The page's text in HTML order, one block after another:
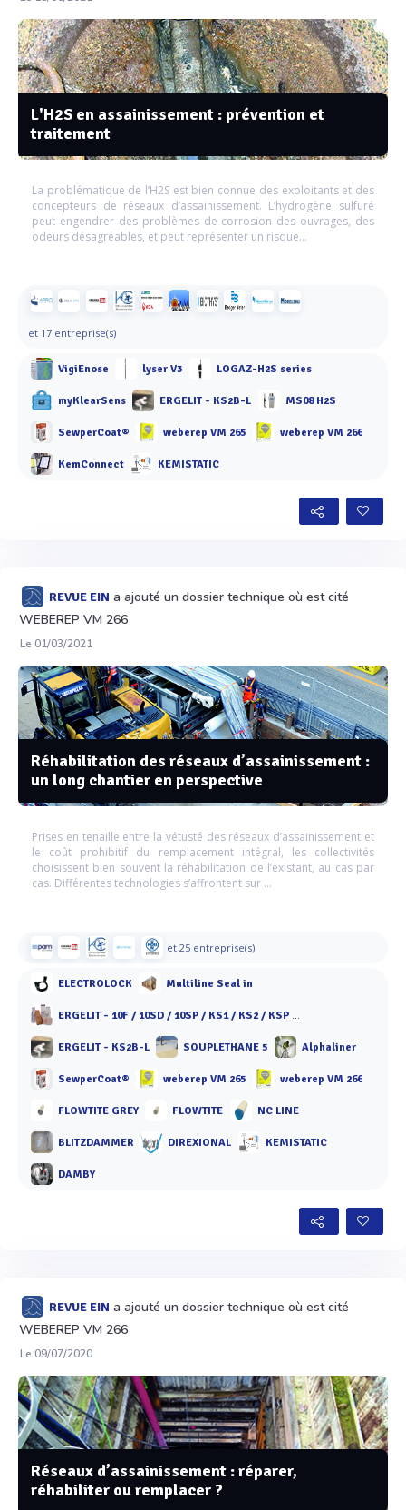
L'H2S en assainissement : prévention et
traitement
La problématique de l’H2S est bien connue des exploitants et des
concepteurs de réseaux d’assainissement. L’hydrogène sulfuré
peut engendrer des problèmes de corrosion des ouvrages, des
odeurs désagréables, et peut représenter un risque...
et 17 entreprise(s)
VigiEnose lyser V3 LOGAZ-H2S series
myKlearSens ERGELIT - KS2B-L MS08 H2S
SewperCoat® weberep VM 265 weberep VM 266
KemConnect KEMISTATIC
REVUE EIN a ajouté un dossier technique où est cité
WEBEREP VM 266
Le 01/03/2021
Réhabilitation des réseaux d’assainissement :
un long chantier en perspective
Prises en tenaille entre la vétusté des réseaux d’assainissement et
le coût prohibitif du remplacement intégral, les collectivités
choisissent bien souvent la réhabilitation de l’existant, au cas par
cas. Différentes technologies s’affrontent sur ...
et 25 entreprise(s)
ELECTROLOCK Multiline Seal in
ERGELIT - 10F / 10SD / 10SP / KS1 / KS2 / KSP / KT 10 / KT 40 / KBF 40
ERGELIT - KS2B-L SOUPLETHANE 5 Alphaliner
SewperCoat® weberep VM 265 weberep VM 266
FLOWTITE GREY FLOWTITE NC LINE
BLITZDAMMER DIREXIONAL KEMISTATIC
DAMBY
REVUE EIN a ajouté un dossier technique où est cité
WEBEREP VM 266
Le 09/07/2020
Réseaux d’assainissement : réparer,
réhabiliter ou remplacer ?